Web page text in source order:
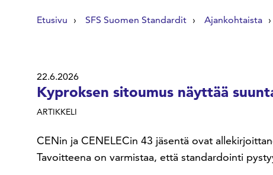
Etusivu SFS Suomen Standardit Ajankohtaista
22.6.2026
Kyproksen sitoumus näyttää
ARTIKKELI
CENin ja CENELECin 43 jäsentä ovat
Tavoitteena on varmistaa, että standardointi